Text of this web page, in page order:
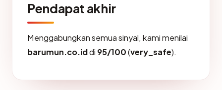
Pendapat akhir
Menggabungkan semua sinyal, kami menilai
barumun.co.iddi 95/100(very_safe).